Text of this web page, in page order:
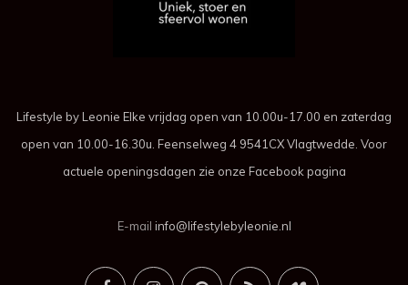
Lifestyle by Leonie Elke vrijdag open van 10.00u-17.00 en zaterdag
open van 10.00-16.30u. Feenselweg 4 9541CX Vlagtwedde. Voor
actuele openingsdagen zie onze Facebook pagina
E-mail info@lifestylebyleonie.nl